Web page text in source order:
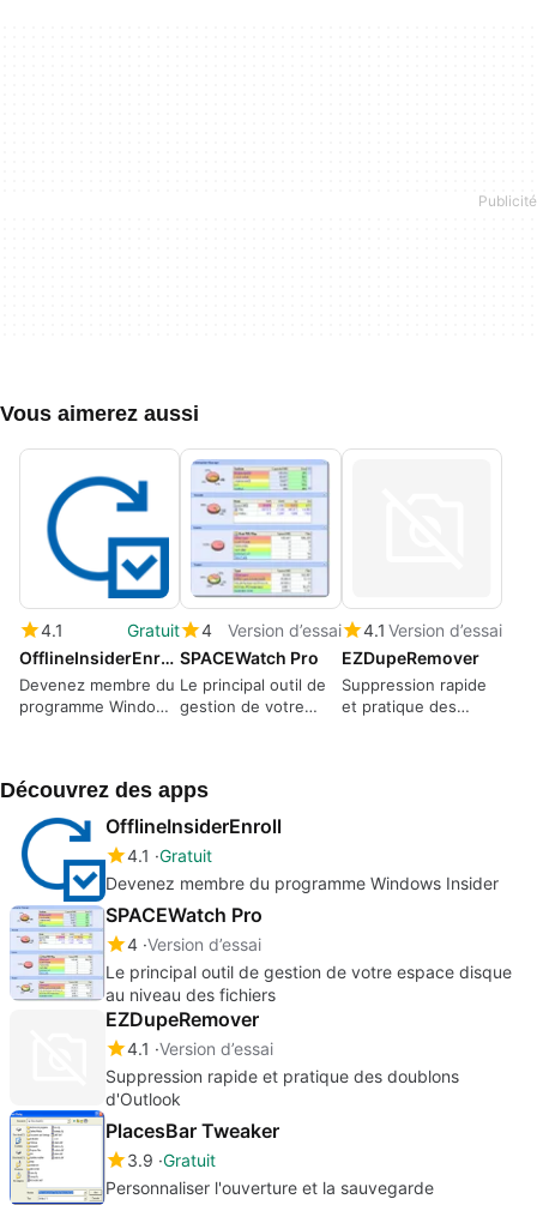
Vous aimerez aussi
4.1
Gratuit
OfflineInsiderEnroll
Devenez membre du
programme Windows
4
Version d’essai
SPACEWatch Pro
Le principal outil de
gestion de votre
4.1 Version d’essai
EZDupeRemover
Suppression rapide
et pratique des
Découvrez des apps
OfflineInsiderEnroll
4.1 Gratuit
Devenez membre du programme Windows Insider
SPACEWatch Pro
4 Version d’essai
Le principal outil de gestion de votre espace disque
au niveau des fichiers
EZDupeRemover
4.1 Version d’essai
Suppression rapide et pratique des doublons
d'Outlook
PlacesBar Tweaker
3.9 Gratuit
Personnaliser l'ouverture et la sauvegarde